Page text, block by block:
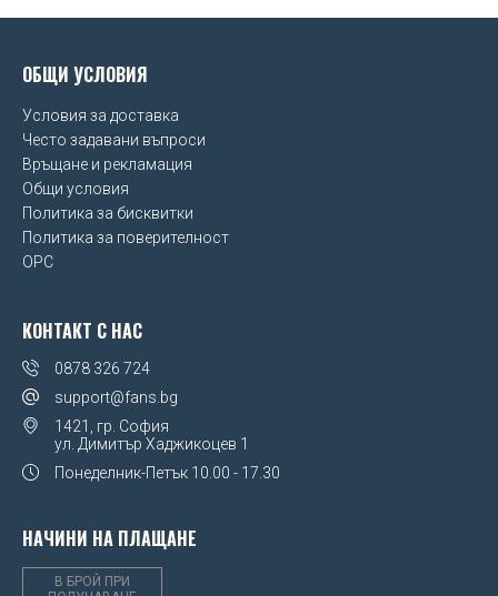
ОБЩИ УСЛОВИЯ
Условия за доставка
Често задавани въпроси
Връщане и рекламация
Общи условия
Политика за бисквитки
Политика за поверителност
OPC
НАЧИНИ НА ПЛАЩАНЕ
В БРОЙ ПРИ
КОНТАКТ С НАС
0878 326 724
support@fans.bg
1421, гр. София
ул. Димитър Хаджикоцев 1
Понеделник-Петък 10.00 - 17.30